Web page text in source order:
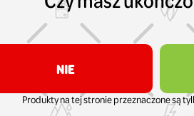
NIE
Produkty na tej stronie przeznaczone są